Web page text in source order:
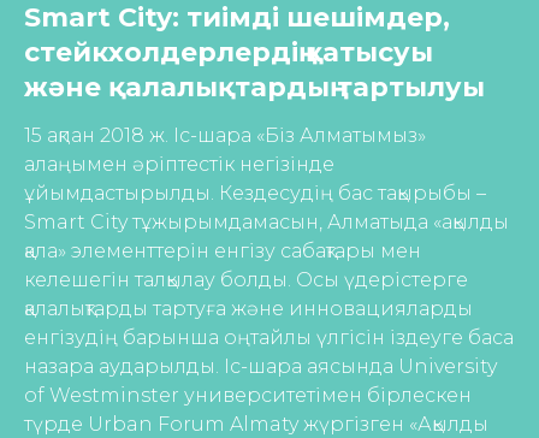
Smart City: тиімді шешімдер,
стейкхолдерлердің қатысуы
және қалалықтардың тартылуы
15 ақпан 2018 ж. Іс-шара «Біз Алматымыз»
алаңымен әріптестік негізінде
ұйымдастырылды. Кездесудің бас тақырыбы –
Smart City тұжырымдамасын, Алматыда «ақылды
қала» элементтерін енгізу сабақтары мен
келешегін талқылау болды. Осы үдерістерге
қалалықтарды тартуға және инновацияларды
енгізудің барынша оңтайлы үлгісін іздеуге баса
назара аударылды. Іс-шара аясында University
of Westminster университетімен бірлескен
түрде Urban Forum Almaty жүргізген «Ақылды